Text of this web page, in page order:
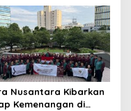
Binaan dengan
Kemanusiaan dan
Nusantara Kibarkan
Kemenangan di